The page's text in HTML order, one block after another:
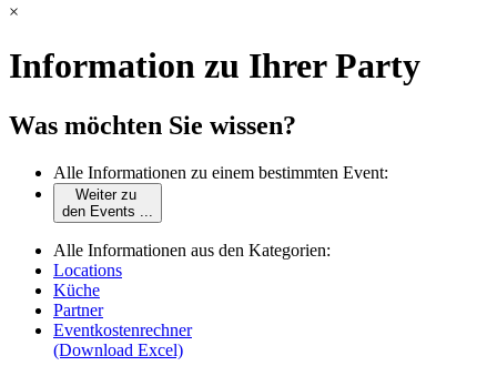
×
Information zu Ihrer Party
Was möchten Sie wissen?
Alle Informationen zu einem bestimmten Event:
Weiter zu
den Events ...
Alle Informationen aus den Kategorien:
Locations
Küche
Partner
Eventkostenrechner
(Download Excel)